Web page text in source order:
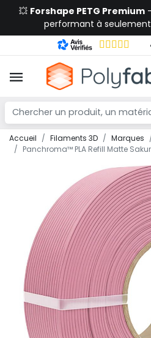
💥 Forshape PETG Premium
performant à seulement
Accueil Filaments 3D Marques
Panchroma™ PLA Refill Matte